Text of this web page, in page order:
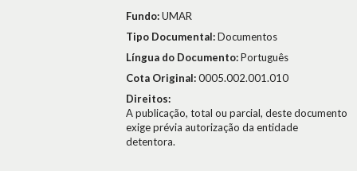
Fundo:UMAR
Tipo Documental:Documentos
Língua do Documento:Português
Cota Original:0005.002.001.010
Direitos:
A publicação, total ou parcial, deste documento
exige prévia autorização da entidade
detentora.